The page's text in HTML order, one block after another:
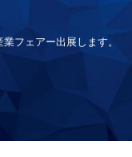
フェアー出展します。